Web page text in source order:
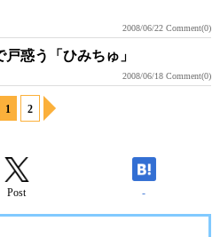
2008/06/22 Comment(0)
惑う「ひみちゅ」
2008/06/18 Comment(0)
1 2
Post -